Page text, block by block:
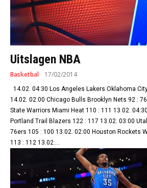
Uitslagen NBA
Basketbal 17/02/2014
14.02. 02:00 Chicago Bulls Brooklyn Nets 92 : 76 13.02. 04:30 Golden
State Warriors Miami Heat 110 : 111 13.02. 04:30 Los Angeles Clippers
Portland Trail Blazers 122 : 117 13.02. 03:00 Utah Jazz Philadelphia
76ers 105 : 100 13.02. 02:00 Houston Rockets Washington Wizards
113 : 112 13.02....